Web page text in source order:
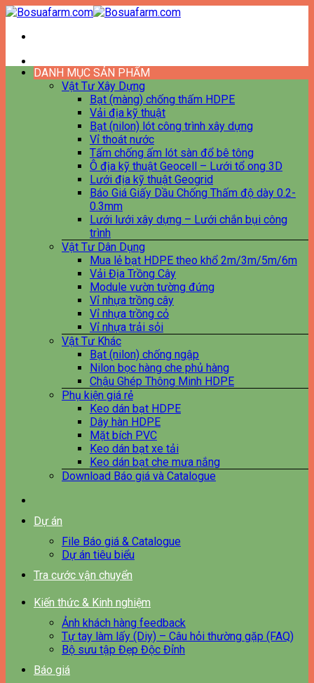
Bỏ
DANH MỤC SẢN PHẨM
Vật Tư Xây Dựng
Bạt (màng) chống thấm HDPE
Vải địa kỹ thuật
Bạt (nilon) lót công trình xây dựng
Vỉ thoát nước
Tấm chống ấm lót sàn đổ bê tông
Ô địa kỹ thuật Geocell – Lưới tổ ong 3D
Lưới địa kỹ thuật Geogrid
Báo Giá Giấy Dầu Chống Thấm độ dày 0.2-
0.3mm
Lưới lưới xây dựng – Lưới chắn bụi công
trình
Vật Tư Dân Dụng
Mua lẻ bạt HDPE theo khổ 2m/3m/5m/6m
Vải Địa Trồng Cây
Module vườn tường đứng
Vỉ nhựa trồng cây
Vỉ nhựa trồng cỏ
Vỉ nhựa trải sỏi
Vật Tư Khác
Bạt (nilon) chống ngập
Nilon bọc hàng che phủ hàng
Chậu Ghép Thông Minh HDPE
Phụ kiện giá rẻ
Keo dán bạt HDPE
Dây hàn HDPE
Mặt bích PVC
Keo dán bạt xe tải
Keo dán bạt che mưa nắng
Download Báo giá và Catalogue
Dự án
File Báo giá & Catalogue
Dự án tiêu biểu
Tra cước vận chuyển
Kiến thức & Kinh nghiệm
Ảnh khách hàng feedback
Tự tay làm lấy (Diy) – Câu hỏi thường gặp (FAQ)
Bộ sưu tập Đẹp Độc Đỉnh
Báo giá